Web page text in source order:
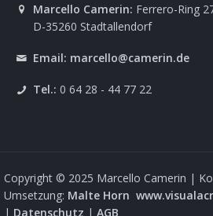
Marcello Camerin: Ferrero-Ring
D-35260 Stadtallendorf
Email: marcello@camerin.de
Tel.: 0 64 28 - 44 77 22
Copyright © 2025 Marcello Camerin |
Umsetzung: Malte Horn
| Datenschutz | AGB